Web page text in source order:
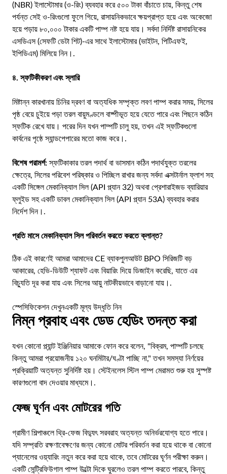
(NBR) ইলাস্টোমার (ও-রিং) ব্যবহার করে ৫০০ টাকা বাঁচাতে চায়, কিন্তু শেষ
পর্যন্ত সেই ও-রিংগুলো ফুলে গিয়ে, রাসায়নিকভাবে ক্ষয়প্রাপ্ত হয়ে এবং অকেজো
হয়ে পড়ায় ৮০,০০০ টাকার একটি পাম্প নষ্ট হয়ে যায়। সর্বদা নির্দিষ্ট রাসায়নিকের
এসডিএস (সেফটি ডেটা শিট)-এর সাথে ইলাস্টোমার (ভাইটন, পিটিএফই,
ইপিডিএম) মিলিয়ে নিন।.
৪. স্ফটিকীকরণ এবং স্লারি
মিষ্টান্ন কারখানায় চিনির দ্রবণ বা অত্যধিক সম্পৃক্ত লবণ পাম্প করার সময়, সিলের
পৃষ্ঠ বেয়ে চুইয়ে পড়া তরল বায়ুমণ্ডলে বাষ্পীভূত হয়ে যেতে পারে এবং পিছনে কঠিন
স্ফটিক রেখে যায়। পরের দিন যখন পাম্পটি চালু হয়, তখন এই স্ফটিকগুলো
কার্বনের পৃষ্ঠে স্যান্ডপেপারের মতো কাজ করে।.
বিশেষ পরামর্শ:স্ফটিকাকার তরল পদার্থ বা ভাসমান কঠিন পদার্থযুক্ত তরলের
ক্ষেত্রে, সিলের পরিবেশ পরিষ্কার ও পিচ্ছিল রাখার জন্য সর্বদা এক্সটার্নাল ফ্লাশ সহ
একটি সিঙ্গেল মেকানিক্যাল সিল (API প্ল্যান 32) অথবা প্রেশারাইজড ব্যারিয়ার
ফ্লুইড সহ একটি ডাবল মেকানিক্যাল সিল (API প্ল্যান 53A) ব্যবহার করার
নির্দেশ দিন।.
প্রতি মাসে মেকানিক্যাল সিল পরিবর্তন করতে করতে ক্লান্ত?
ঠিক এই কারণেই আমরা আমাদের CE ব্যাকপুলআউট BPO সিরিজটি বড়
আকারের, হেভি-ডিউটি শ্যাফট এবং বিয়ারিং দিয়ে ডিজাইন করেছি, যাতে এর
বিচ্যুতি দূর করা যায় এবং সিলের আয়ু নাটকীয়ভাবে বাড়ানো যায়।.
স্পেসিফিকেশন দেখুনএকটি মূল্য উদ্ধৃতি নিন
নিম্ন প্রবাহ এবং ডেড হেডিং তদন্ত করা
যখন কোনো প্ল্যান্ট ইঞ্জিনিয়ার আমাকে ফোন করে বলেন, "বিক্রম, পাম্পটি চলছে
কিন্তু আমরা প্রয়োজনীয় ১২০ ঘনমিটার/ঘণ্টা পাচ্ছি না," তখন সমস্যা নির্ণয়ের
প্রক্রিয়াটি অত্যন্ত সুনির্দিষ্ট হয়। স্টেইনলেস স্টিল পাম্প মেরামত শুরু হয় সুস্পষ্ট
কারণগুলো বাদ দেওয়ার মাধ্যমে।.
ফেজ ঘূর্ণন এবং মোটরের গতি
গ্রামীণ শিল্পাঞ্চলে থ্রি-ফেজ বিদ্যুৎ সরবরাহ অত্যন্ত অনির্ভরযোগ্য হতে পারে।
যদি সম্প্রতি রক্ষণাবেক্ষণের জন্য কোনো মোটর পরিবর্তন করা হয়ে থাকে বা কোনো
প্যানেলের ওয়্যারিং নতুন করে করা হয়ে থাকে, তবে মোটরের ঘূর্ণন পরীক্ষা করুন।
একটি সেন্ট্রিফিউগাল পাম্প উল্টো দিকে ঘুরলেও তরল পাম্প করতে পারবে, কিন্তু